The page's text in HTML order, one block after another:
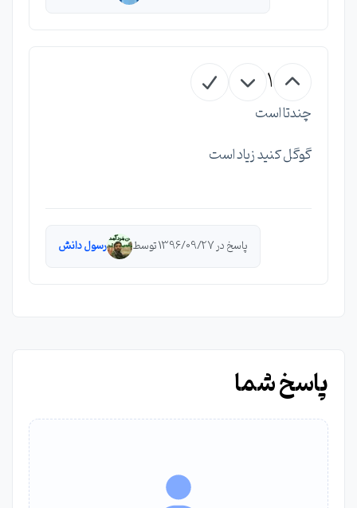
1
چندتا است
گوگل کنید زیاد است
پاسخ در 1396/09/27 توسط رسول دانش
پاسخ شما